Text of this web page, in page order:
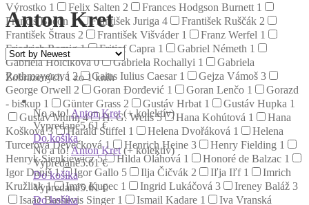
Výrostko 1 Felix Salten 2 Frances Hodgson Burnett 1
Francis Bacon 1 František Juriga 4 František Ruščák 2
František Štraus 2 František Višváder 1 Franz Werfel 1
Friedrich Romig1 Fritjof Capra 1 Gabriel Németh 1
Gabriela Holčíková0 Gabriela Rochallyi 1
Gabriela
Rothmayerová 2 Gaius Iulius Caesar 1 Gejza Vámoš 3
George Orwell 2 Goran Đorđević 1 Goran Lenčo 1
Gorazd
- biskup 1 Günter Grass 2 Gustáv Hrbat 1 Gustáv Hupka 1
Gustáv Murín4 H. G. Wells5 Hana Kohútová 1
Hana
Košková3 Harald Stiffel 1 Helena Dvořáková 1
Helena
Turcerová Devečková1 Henrich Heine 3 Henry Fielding 1
Henryk Sienkiewicz5 Hilda Oláhová 1 Honoré de Balzac 1
Igor Daniš1 Igor Gallo 5 Ilja Čičvák 2 Iľja Iľf 1
Imrich
Kružliak1 Imro Kupec 1 Ingrid Lukáčová 3 Ireney Baláž 3
Isaac Bashevis Singer 1 Ismail Kadare 1
Iva Vranská
Anton Kret
Zobrazených 1 zo 1 kníh
No a to!Anton Kret(+ kolektív)
Vypredané5.61 €
Do košíka
No a to!Anton Kret(+ kolektív)
Vypredané5.61 €
Do košíka
Vypredané5.61 €
Do košíka